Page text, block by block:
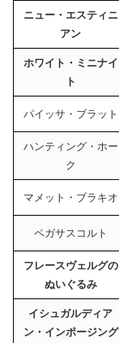
ニュー・エスティニ
アン
ホワイト・ミニナイ
ト
パイッサ・ブラット
ハンティング・ホー
ク
マメット・ブラキオ
ペガサスコルト
フレースヴェルグの
ぬいぐるみ
イシュガルディア
ン・インポージング